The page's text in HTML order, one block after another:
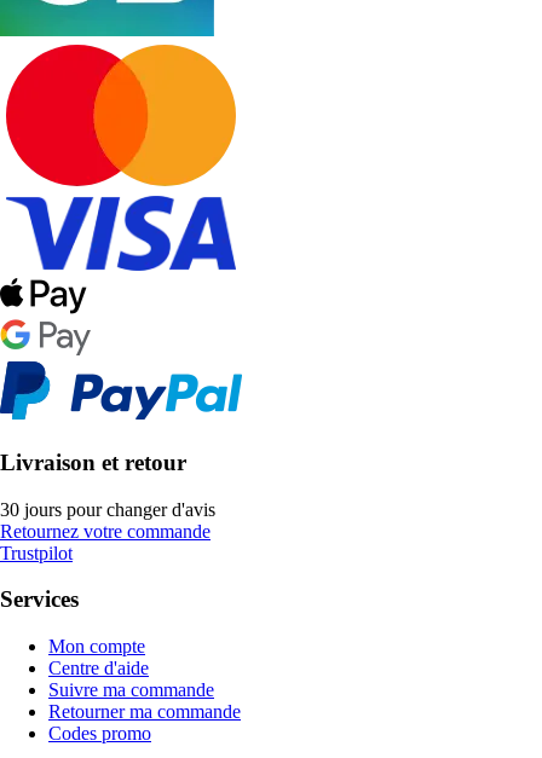
Livraison et retour
30 jours pour changer d'avis
Retournez votre commande
Trustpilot
Services
Mon compte
Centre d'aide
Suivre ma commande
Retourner ma commande
Codes promo